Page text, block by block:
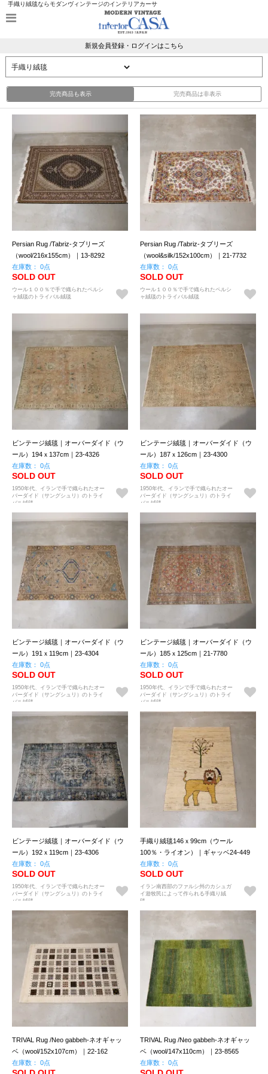
手織り絨毯ならモダンヴィンテージのインテリアカーサ
新規会員登録・ログインはこちら
完売商品も表示 完売商品は非表示
Persian Rug /Tabriz-タブリーズ
（wool/216x155cm）｜13-8292
在庫数： 0点
SOLD OUT
ウール１００％で手で織られたペルシ
ャ絨毯のトライバル絨毯
Persian Rug /Tabriz-タブリーズ
（wool&silk/152x100cm）｜21-7732
在庫数： 0点
SOLD OUT
ウール１００％で手で織られたペルシ
ャ絨毯のトライバル絨毯
ビンテージ絨毯｜オーバーダイド（ウ
ール）194ｘ137cm｜23-4326
在庫数： 0点
SOLD OUT
1950年代、イランで手で織られたオー
バーダイド（サングシュリ）のトライ
バル絨毯。
ビンテージ絨毯｜オーバーダイド（ウ
ール）187ｘ126cm｜23-4300
在庫数： 0点
SOLD OUT
1950年代、イランで手で織られたオー
バーダイド（サングシュリ）のトライ
バル絨毯。
ビンテージ絨毯｜オーバーダイド（ウ
ール）191ｘ119cm｜23-4304
在庫数： 0点
SOLD OUT
1950年代、イランで手で織られたオー
バーダイド（サングシュリ）のトライ
バル絨毯。
ビンテージ絨毯｜オーバーダイド（ウ
ール）185ｘ125cm｜21-7780
在庫数： 0点
SOLD OUT
1950年代、イランで手で織られたオー
バーダイド（サングシュリ）のトライ
バル絨毯。
ビンテージ絨毯｜オーバーダイド（ウ
ール）192ｘ119cm｜23-4306
在庫数： 0点
SOLD OUT
1950年代、イランで手で織られたオー
バーダイド（サングシュリ）のトライ
バル絨毯。
手織り絨毯146ｘ99cm（ウール
100％・ライオン）｜ギャッベ24-449
在庫数： 0点
SOLD OUT
イラン南西部のファルシ州のカシュガ
イ遊牧民によって作られる手織り絨
毯。
TRIVAL Rug /Neo gabbeh-ネオギャッ
ベ（wool/152x107cm）｜22-162
在庫数： 0点
TRIVAL Rug /Neo gabbeh-ネオギャッ
ベ（wool/147x110cm）｜23-8565
在庫数： 0点